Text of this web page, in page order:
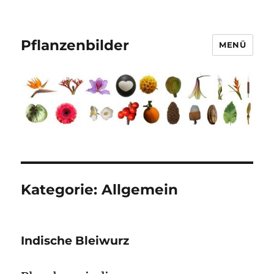
Pflanzenbilder MENÜ
Kategorie:Allgemein
Indische Bleiwurz